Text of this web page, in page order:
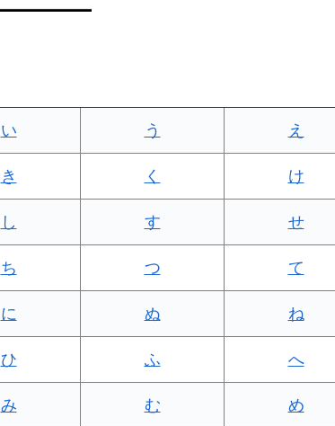
い う え
き く け
し す せ
ち つ て
に ぬ ね
ひ ふ へ
み む め